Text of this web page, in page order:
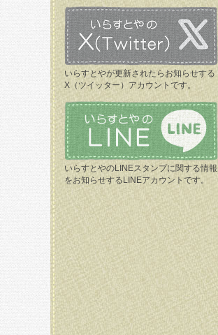
いらすとやが更新されたらお知らせする
X（ツイッター）アカウントです。
いらすとやのLINEスタンプに関する情報
をお知らせするLINEアカウントです。